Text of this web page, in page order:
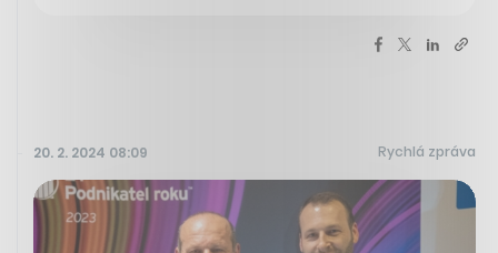
20. 2. 2024 08:09 Rychlá zpráva